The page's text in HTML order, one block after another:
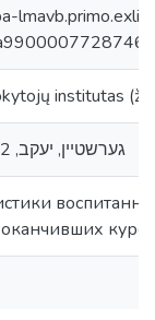
institutas
оканчивших курс